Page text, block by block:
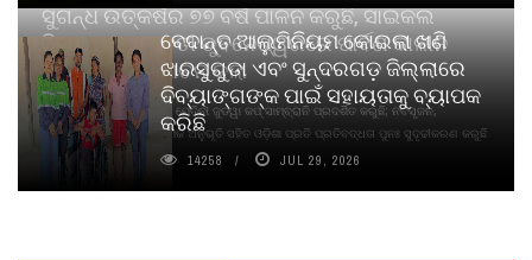
ସୁଗନ୍ଧ ଉତ୍କର୍ଷର ୭୭ ବର୍ଷ ପାଳନ କରୁଛି, ସାଇକଲ
ପିୟୋର୍‌ ଅଗରବତୀ ଭୁବନେଶ୍ୱରରେ ପାର୍ବଣ କାଳୀନ
ନବସୃଜନ ଉନ୍ମୋଚନ କଲା
ବାଉଁଶ ବିହୀନ କଠିନ ଧୂପ ଏବଂ ମେଦିନୀ ଜୁଡୱା କପ୍‌ ସାମ୍ବ୍ରାନି ପ୍ରଦର୍ଶିତ କରୁଛି; ନବସୃଜନ,
ଦୀର୍ଘସ୍ଥାୟିତା ଏବଂ ଆଧ୍ୟାତ୍ମିକ ଅନୁଭୂତି ସହିତ ଓଡ଼ିଶା ପ୍ରତି ପ୍ରତିବଦ୍ଧତା ପୁନଃ ସୁଦୃଢୀକରଣ କରୁଛି
ବେଦାନ୍ତ ଆଲୁମିନିୟମ କୋଇଲା ଖଣି
ଝାରସୁଗୁଡା ଏବଂ ସୁନ୍ଦରଗଡ଼ ଜିଲ୍ଲାରେ
ଦିବ୍ୟାଙ୍ଗଙ୍କ ପାଇଁ ସହାୟତାକୁ ବ୍ୟାପକ
କରିଛି
14258 JUL 29, 2026